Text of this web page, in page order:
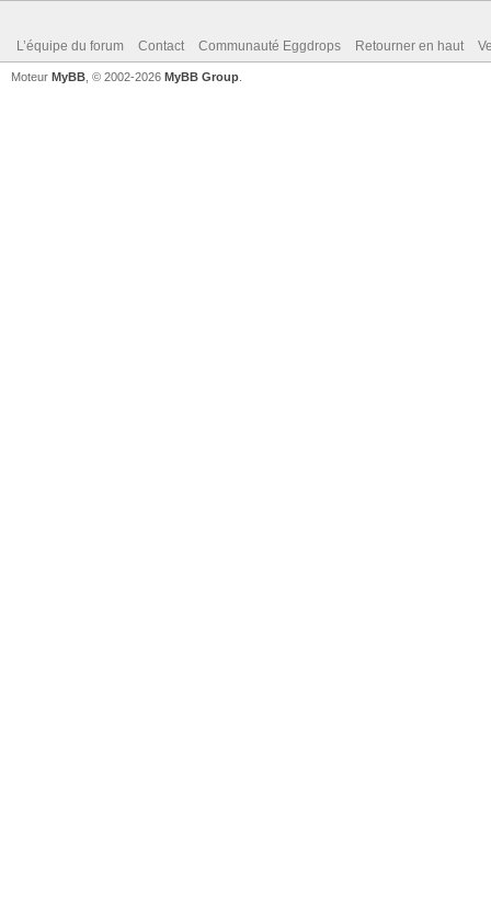
L’équipe du forum Contact Communauté Eggdrops Retourner en haut
Moteur MyBB , © 2002-2026 MyBB Group